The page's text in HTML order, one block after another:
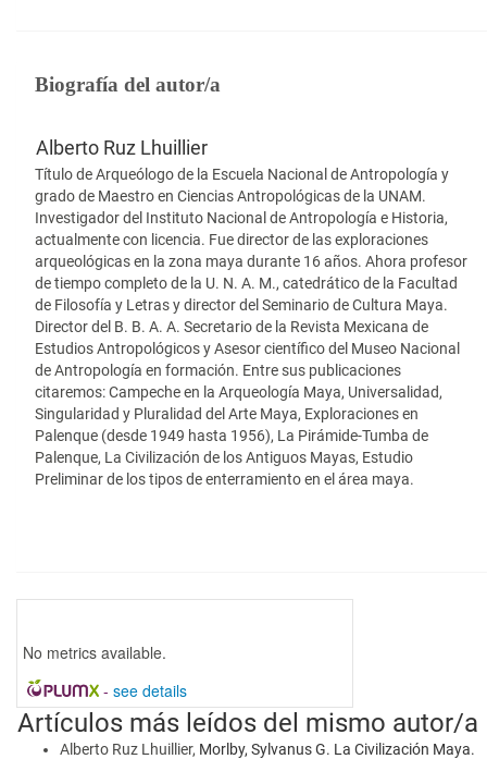
Biografía del autor/a
Alberto Ruz Lhuillier
Título de Arqueólogo de la Escuela Nacional de Antropología y
grado de Maestro en Ciencias Antropológicas de la UNAM.
Investigador del Instituto Nacional de Antropología e Historia,
actualmente con licencia. Fue director de las exploraciones
arqueológicas en la zona maya durante 16 años. Ahora profesor
de tiempo completo de la U. N. A. M., catedrático de la Facultad
de Filosofía y Letras y director del Seminario de Cultura Maya.
Director del B. B. A. A. Secretario de la Revista Mexicana de
Estudios Antropológicos y Asesor científico del Museo Nacional
de Antropología en formación. Entre sus publicaciones
citaremos: Campeche en la Arqueología Maya, Universalidad,
Singularidad y Pluralidad del Arte Maya, Exploraciones en
Palenque (desde 1949 hasta 1956), La Pirámide-Tumba de
Palenque, La Civilización de los Antiguos Mayas, Estudio
Preliminar de los tipos de enterramiento en el área maya.
No metrics available.
- see details
Artículos más leídos del mismo autor/a
Alberto Ruz Lhuillier, Morlby, Sylvanus G. La Civilización Maya.